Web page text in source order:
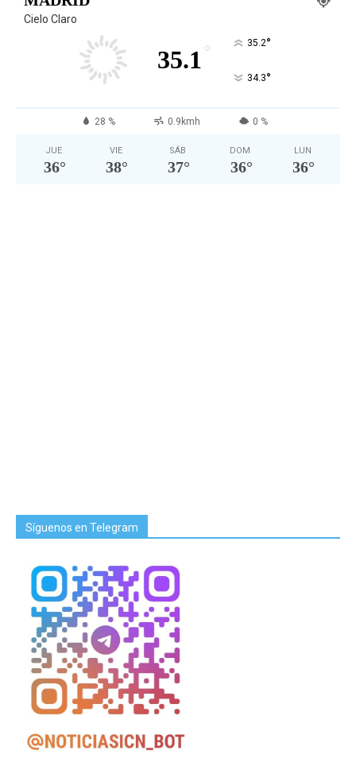
Cielo Claro
35.1 ° 35.2°
34.3°
28 % 0.9kmh 0 %
JUE
36°
VIE
38°
SÁB
37°
DOM
36°
LUN
36°
Síguenos en Telegram